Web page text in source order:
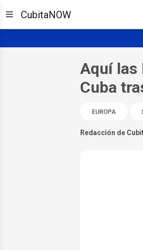
CubitaNOW
Aquí las
Cuba
EUROPA
Redacción de